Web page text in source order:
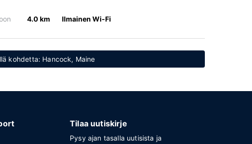
4.0 km Ilmainen Wi-Fi
kohdetta: Hancock, Maine
Tilaa uutiskirje
Pysy ajan tasalla uutisista ja